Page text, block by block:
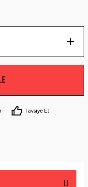
Tavsiye Et